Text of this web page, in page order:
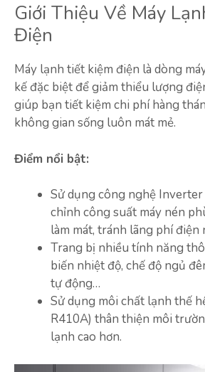
Giới Thiệu Về Máy
Điện
Máy lạnh tiết kiệm điện là dòng
kế đặc biệt để giảm thiểu lượng
giúp bạn tiết kiệm chi phí hàng
không gian sống luôn mát mẻ.
Điểm nổi bật:
Sử dụng công nghệ
chỉnh công suất máy nén
làm mát, tránh lãng phí điện
Trang bị nhiều tính năng
biến nhiệt độ, chế độ ngủ
tự động…
Sử dụng môi chất lạnh thế
R410A) thân thiện môi
lạnh cao hơn.